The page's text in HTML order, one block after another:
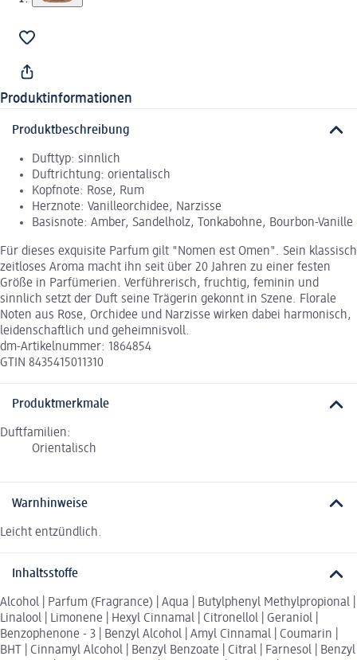
Produktinformationen
Produktbeschreibung
Dufttyp: sinnlich
Duftrichtung: orientalisch
Kopfnote: Rose, Rum
Herznote: Vanilleorchidee, Narzisse
Basisnote: Amber, Sandelholz, Tonkabohne, Bourbon-Vanille
Für dieses exquisite Parfum gilt "Nomen est Omen". Sein klassisch
zeitloses Aroma macht ihn seit über 20 Jahren zu einer festen
Größe in Parfümerien. Verführerisch, fruchtig, feminin und
sinnlich setzt der Duft seine Trägerin gekonnt in Szene. Florale
Noten aus Rose, Orchidee und Narzisse wirken dabei harmonisch,
leidenschaftlich und geheimnisvoll.
dm-Artikelnummer: 1864854
GTIN 8435415011310
Produktmerkmale
Duftfamilien:
Orientalisch
Warnhinweise
Leicht entzündlich.
Inhaltsstoffe
Alcohol | Parfum (Fragrance) | Aqua | Butylphenyl Methylpropional |
Linalool | Limonene | Hexyl Cinnamal | Citronellol | Geraniol |
Benzophenone - 3 | Benzyl Alcohol | Amyl Cinnamal | Coumarin |
BHT | Cinnamyl Alcohol | Benzyl Benzoate | Citral | Farnesol | Benzyl